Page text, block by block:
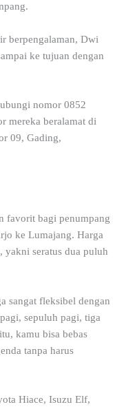
berpengalaman, Dwi
ke tujuan dengan
nomor 0852
mereka beralamat di
09, Gading,
favorit bagi penumpang
ke Lumajang. Harga
seratus dua puluh
sangat fleksibel dengan
sepuluh pagi, tiga
kamu bisa bebas
tanpa harus
Hiace, Isuzu Elf,